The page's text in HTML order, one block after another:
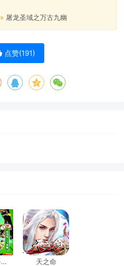
» 屠龙圣域之万古九幽
点赞(191)
西游神传手游是一款以神仙和妖魔为主题的游戏
天之命